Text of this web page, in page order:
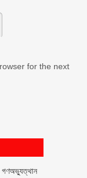
for the next
গণঅভ্যুত্থান